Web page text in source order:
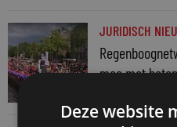
JURIDISCH
mee met
Deze website